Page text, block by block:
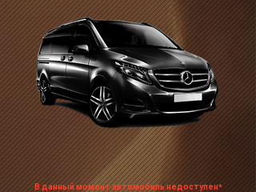
В данный момент автомобиль недоступен*